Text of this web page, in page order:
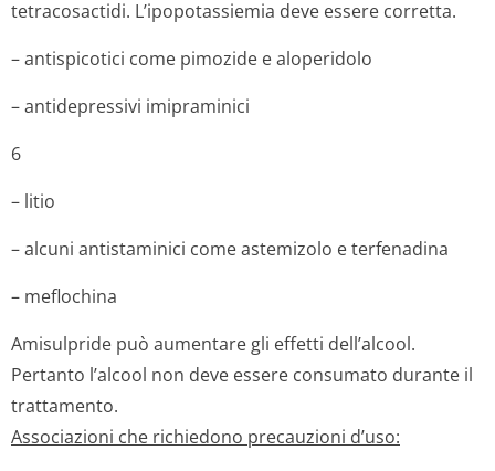
tetracosactidi. L’ipopotassiemia deve essere corretta.
– antispicotici come pimozide e aloperidolo
– antidepressivi imipraminici
6
– litio
– alcuni antistaminici come astemizolo e terfenadina
– meflochina
Amisulpride può aumentare gli effetti dell’alcool.
Pertanto l’alcool non deve essere consumato durante il
trattamento.
Associazioni che richiedono precauzioni d’uso: